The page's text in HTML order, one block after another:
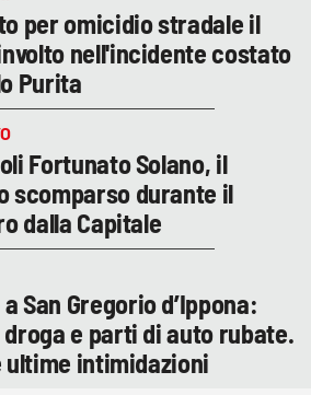
per omicidio stradale il
nell'incidente costato
Purita
Fortunato Solano, il
scomparso durante il
dalla Capitale
San Gregorio d’Ippona:
e parti di auto rubate.
ultime intimidazioni